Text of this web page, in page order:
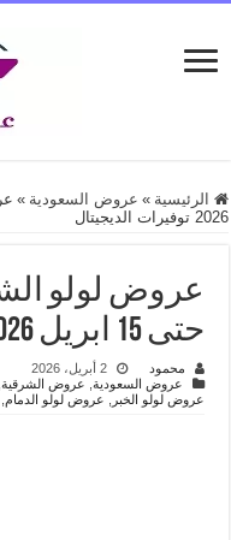
الرئيسية » عروض السعودية »
2026 توفيرات الديجيتال
حتى 15 ابريل 2026 توفيرات الديجيتال
محمود
2 أبريل، 2026
عروض السعودية, عروض الشرقية,
عروض لولو الخبر
عروض لولو الدمام,